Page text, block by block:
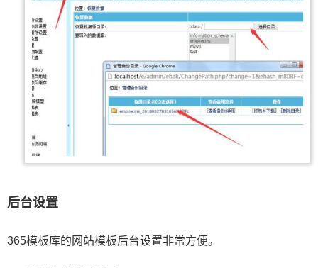
后台设置
365模板库的网站模板后台设置非常方便。